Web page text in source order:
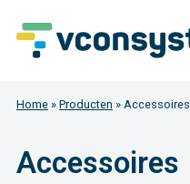
Home » Producten » Accessoires
Accessoires